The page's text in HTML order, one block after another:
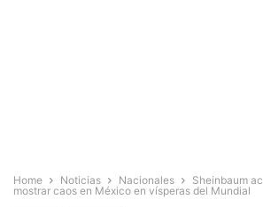
Home Noticias Nacionales
Sheinbaum
mostrar caos en México en vísperas del Mundial